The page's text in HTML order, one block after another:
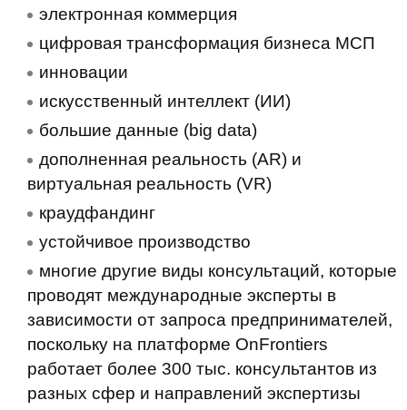
электронная коммерция
цифровая трансформация бизнеса МСП
инновации
искусственный интеллект (ИИ)
большие данные (big data)
дополненная реальность (AR) и
виртуальная реальность (VR)
краудфандинг
устойчивое производство
многие другие виды консультаций, которые
проводят международные эксперты в
зависимости от запроса предпринимателей,
поскольку на платформе OnFrontiers
работает более 300 тыс. консультантов из
разных сфер и направлений экспертизы